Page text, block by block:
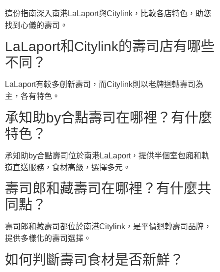
這份指南深入南港LaLaport與Citylink，比較各店特色，助您
找到心儀的壽司。
LaLaport和Citylink的壽司店有哪些
不同？
LaLaport有較多創新壽司，而Citylink則以老牌迴轉壽司為
主，各有特色。
承知助by合點壽司在哪裡？有什麼
特色？
承知助by合點壽司位於南港LaLaport，提供半個室包廂和軌
道直送服務，食材高級，選擇多元。
壽司郎和藏壽司在哪裡？有什麼共
同點？
壽司郎和藏壽司都位於南港Citylink，是平價迴轉壽司品牌，
提供多樣化的壽司選擇。
如何判斷壽司食材是否新鮮？